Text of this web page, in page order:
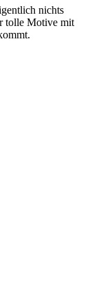
nichts
tolle Motive mit